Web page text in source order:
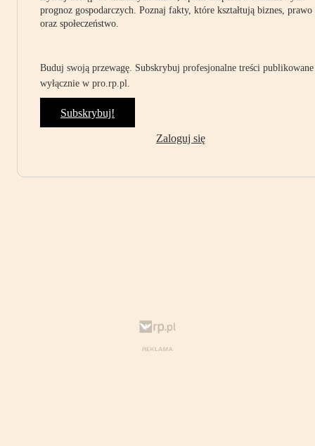
prognoz gospodarczych. Poznaj fakty, które kształtują biznes, prawo
oraz społeczeństwo.
Buduj swoją przewagę. Subskrybuj profesjonalne treści publikowane
wyłącznie w pro.rp.pl.
Subskrybuj!
Zaloguj się